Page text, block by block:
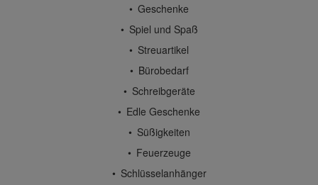
Geschenke
Spiel und Spaß
Streuartikel
Bürobedarf
Schreibgeräte
Edle Geschenke
Süßigkeiten
Feuerzeuge
Schlüsselanhänger